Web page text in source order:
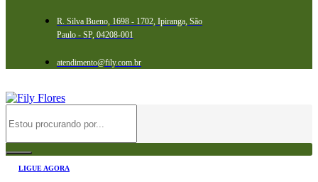
R. Silva Bueno, 1698 - 1702, Ipiranga, São
Paulo - SP, 04208-001
atendimento@fily.com.br
LIGUE AGORA